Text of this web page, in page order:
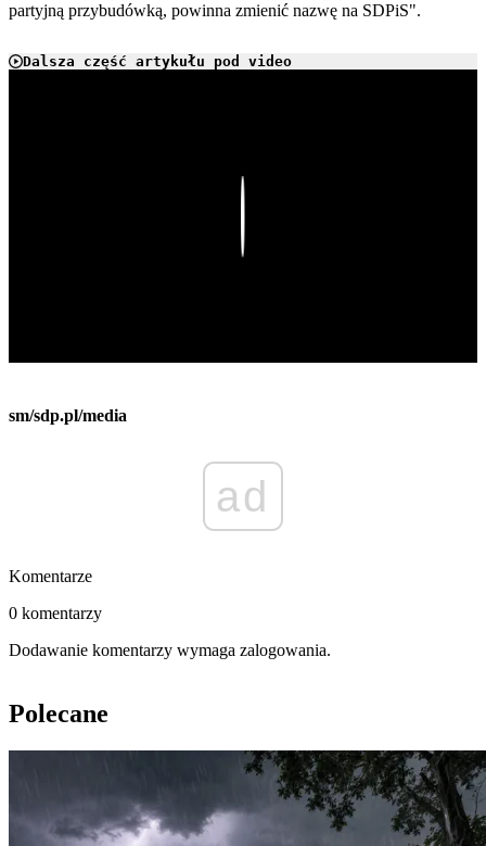
partyjną przybudówką, powinna zmienić nazwę na SDPiS".
Dalsza część artykułu pod video
sm/sdp.pl/media
ad
Komentarze
0 komentarzy
Dodawanie komentarzy wymaga zalogowania.
Polecane